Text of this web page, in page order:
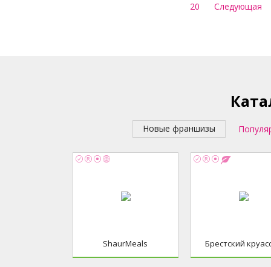
20
Следующая
Новые франшизы
ShaurMeals Брестский